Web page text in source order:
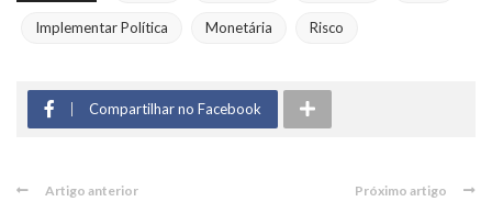
Implementar Política Monetária Risco
Compartilhar no Facebook
Artigo anterior Próximo artigo